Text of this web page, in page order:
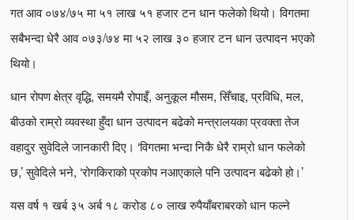
गत आव ०७४/७५ मा ५१ लाख ५१ हजार टन धान फलेको थियो। विगतमा
सबैभन्दा धेरै आव ०७३/७४ मा ५२ लाख ३० हजार टन धान उत्पादन भएको
थियो।
धान रोपण क्षेत्र वृद्धि, समयमै रोपाइँ, अनुकूल मौसम, सिँचाइ, प्रविधि, मल,
बीउको राम्रो व्यवस्था हुँदा धान उत्पादन बढेको मन्त्रालयका प्रवक्ता तेज
वहादुर सुवेदिले जानकारी दिए। ‘विगतमा भन्दा निकै धेरै राम्रो धान फलेको
छ,’ सुवेदिले भने, ‘रोगकिराको प्रकोप नआएकाले पनि उत्पादन बढेको हो।’
यस वर्ष १ खर्ब ३५ अर्ब १८ करोड ८० लाख रुपैयाँबराबरको धान फल्ने